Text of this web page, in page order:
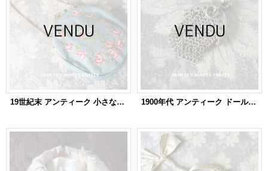
19世紀末 アンティーク 小さなオモニエール 薔薇模様 ニードルポイント エナメルの花のフレーム 1900年代 アンティーク ドール用 極小 メタルメッシュのコインケース